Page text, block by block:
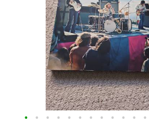
• • • • • • • • • • • •